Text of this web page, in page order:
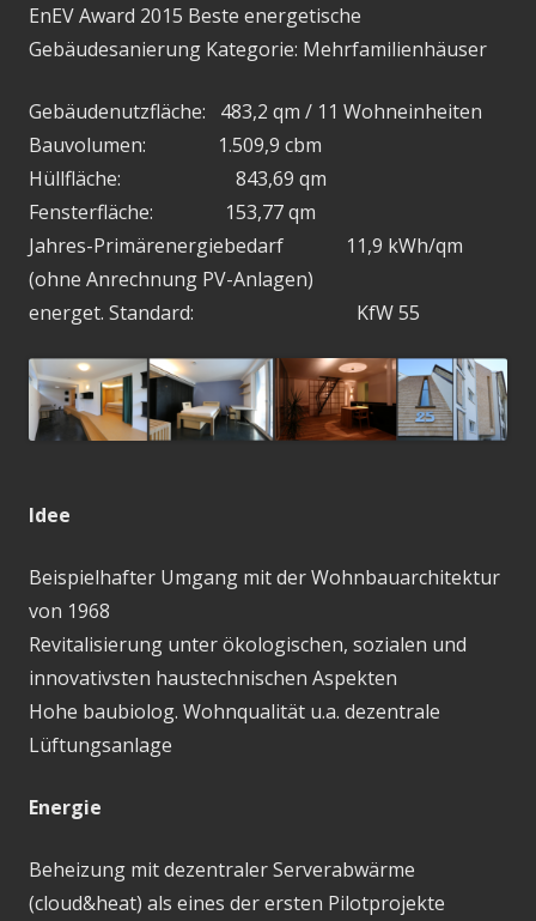
EnEV Award 2015 Beste energetische
Gebäudesanierung Kategorie: Mehrfamilienhäuser
Gebäudenutzfläche: 483,2 qm / 11 Wohneinheiten
Bauvolumen: 1.509,9 cbm
Hüllfläche: 843,69 qm
Fensterfläche: 153,77 qm
Jahres-Primärenergiebedarf 11,9 kWh/qm
(ohne Anrechnung PV-Anlagen)
energet. Standard: KfW 55
Idee
Beispielhafter Umgang mit der Wohnbauarchitektur
von 1968
Revitalisierung unter ökologischen, sozialen und
innovativsten haustechnischen Aspekten
Hohe baubiolog. Wohnqualität u.a. dezentrale
Lüftungsanlage
Energie
Beheizung mit dezentraler Serverabwärme
(cloud&heat) als eines der ersten Pilotprojekte